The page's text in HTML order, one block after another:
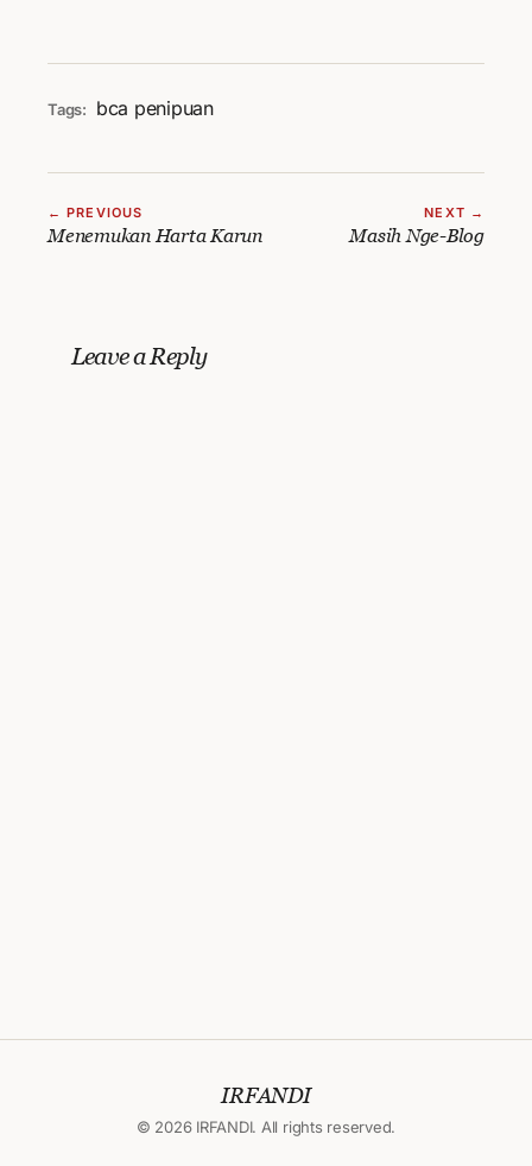
Tags: bca penipuan
← PREVIOUS
Menemukan Harta Karun
NEXT →
Masih Nge-Blog
Leave a Reply
IRFANDI
© 2026 IRFANDI. All rights reserved.